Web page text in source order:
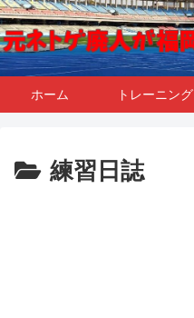
ホーム トレーニング
練習日誌